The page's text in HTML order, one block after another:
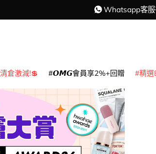
Whatsapp客
倉激減!💲 𝙊𝙈𝙂會員享2%+回贈 精